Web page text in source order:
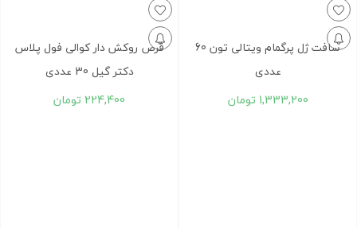
سافت ژل پرگمام ویتالی تون 60
عددی
1,333,200 تومان
قرص روکش دار کوالی فول پلاس
دکتر گیل 30 عددی
224,400 تومان